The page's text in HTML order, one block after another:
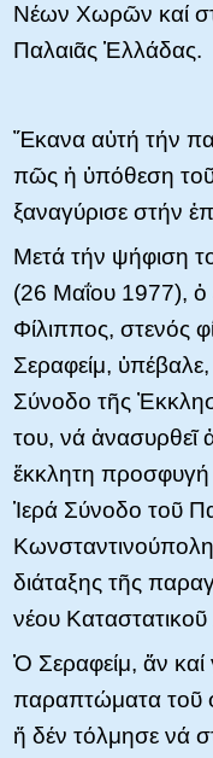
Νέων Χωρῶν καί
Παλαιᾶς Ἑλλάδας.
Ἔκανα αὐτή τήν
πῶς ἡ ὑπόθεση
ξαναγύρισε στήν
Μετά τήν ψήφιση
(26 Μαΐου 1977), ὁ
Φίλιππος, στενός
Σεραφείμ,
Σύνοδο τῆς
του, νά ἀνασυρθεῖ
ἔκκλητη προσφυγή
Ἱερά Σύνοδο τοῦ
διάταξης τῆς
νέου
Ὁ Σεραφείμ, ἄν
παραπτώματα τοῦ
ἤ δέν τόλμησε νά